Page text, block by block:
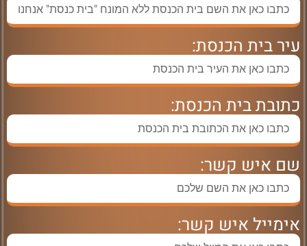
עיר בית הכנסת:
כתובת בית הכנסת:
שם איש קשר:
אימייל איש קשר: